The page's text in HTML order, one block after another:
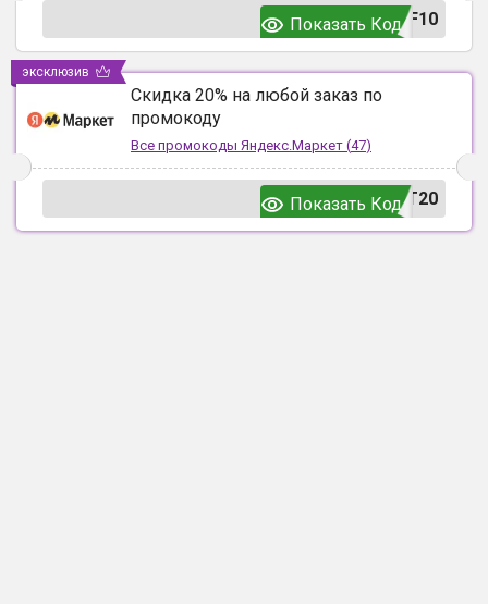
F10
Показать Код
Скидка 20% на любой заказ по
промокоду
Все промокоды Яндекс.Маркет (47)
T20
Показать Код
эксклюзив